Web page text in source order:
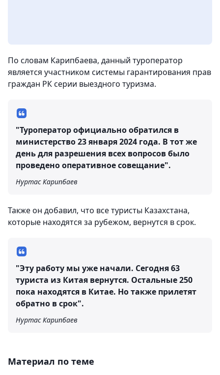
По словам Карипбаева, данный туроператор
является участником системы гарантирования прав
граждан РК серии выездного туризма.
"Туроператор официально обратился в
министерство 23 января 2024 года. В тот же
день для разрешения всех вопросов было
проведено оперативное совещание".
Нуртас Карипбаев
Также он добавил, что все туристы Казахстана,
которые находятся за рубежом, вернутся в срок.
"Эту работу мы уже начали. Сегодня 63
туриста из Китая вернутся. Остальные 250
пока находятся в Китае. Но также прилетят
обратно в срок".
Нуртас Карипбаев
Материал по теме